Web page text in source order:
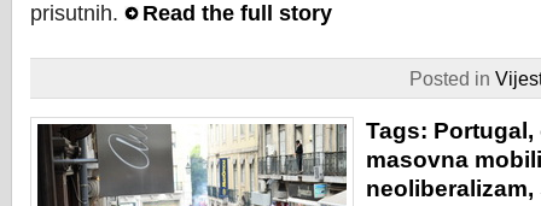
prisutnih.
Read the full story
Posted in
Tags: Portugal ,
masovna
neoliberalizam,